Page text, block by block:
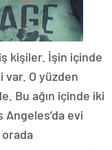
kişiler. İşin içinde
O yüzden
Bu ağın içinde iki
Angeles’da evi